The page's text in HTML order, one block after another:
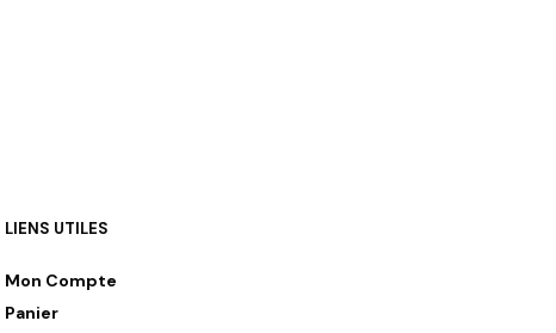
LIENS UTILES
Mon Compte
Panier